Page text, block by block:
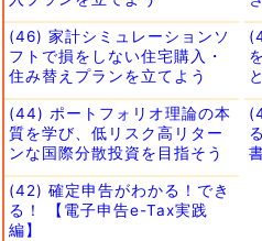
(46) 家計シミュレーションソ
フトで損をしない住宅購入・
住み替えプランを立てよう
(44) ポートフォリオ理論の本
質を学び、低リスク高リター
ンな国際分散投資を目指そう
(42) 確定申告がわかる！でき
る！ 【電子申告e-Tax実践
編】